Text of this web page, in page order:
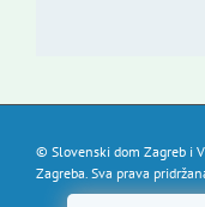
© Slovenski dom Zagreb i
Zagreba. Sva prava